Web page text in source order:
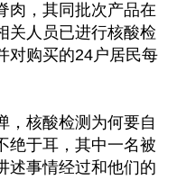
肉，其同批次产品在
关人员已进行核酸检
对购买的24户居民每
，核酸检测为何要自
绝于耳，其中一名被
述事情经过和他们的